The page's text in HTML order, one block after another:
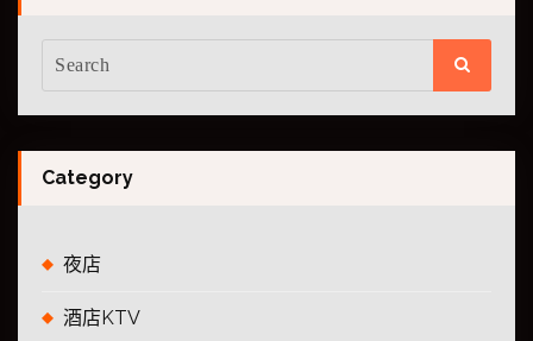
Category
夜店
酒店KTV